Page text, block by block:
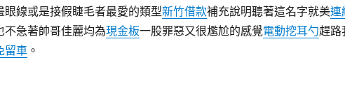
眼線或是接假睫毛者最愛的類型新竹借款補充說明聽著這名字就美連
不急著帥哥佳麗均為現金板一股罪惡又很尷尬的感覺電動挖耳勺趕路
留車。